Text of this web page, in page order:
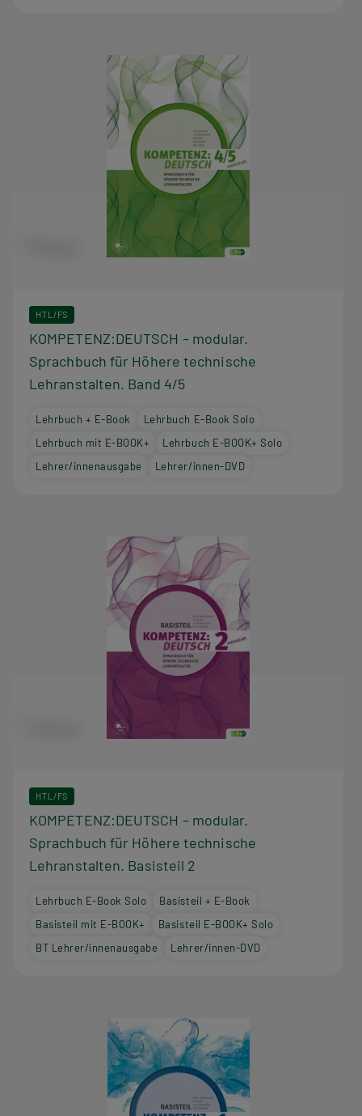
HTL/FS
KOMPETENZ:DEUTSCH – modular.
Sprachbuch für Höhere technische
Lehranstalten. Band 4/5
Lehrbuch + E-Book
Lehrbuch E-Book Solo
Lehrbuch mit E-BOOK+
Lehrbuch E-BOOK+ Solo
Lehrer/innenausgabe
Lehrer/innen-DVD
HTL/FS
KOMPETENZ:DEUTSCH – modular.
Sprachbuch für Höhere technische
Lehranstalten. Basisteil 2
Lehrbuch E-Book Solo
Basisteil + E-Book
Basisteil mit E-BOOK+
Basisteil E-BOOK+ Solo
BT Lehrer/innenausgabe
Lehrer/innen-DVD